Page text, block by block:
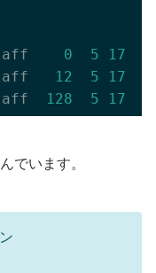
0 5 17
12 5 17
128 5 17
でいます。